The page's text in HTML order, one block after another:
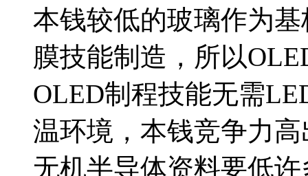
本钱较低的玻璃作为
膜技能制造，所以
OLED制程技能无需
温环境，本钱竞争力
无机半导体资料要低